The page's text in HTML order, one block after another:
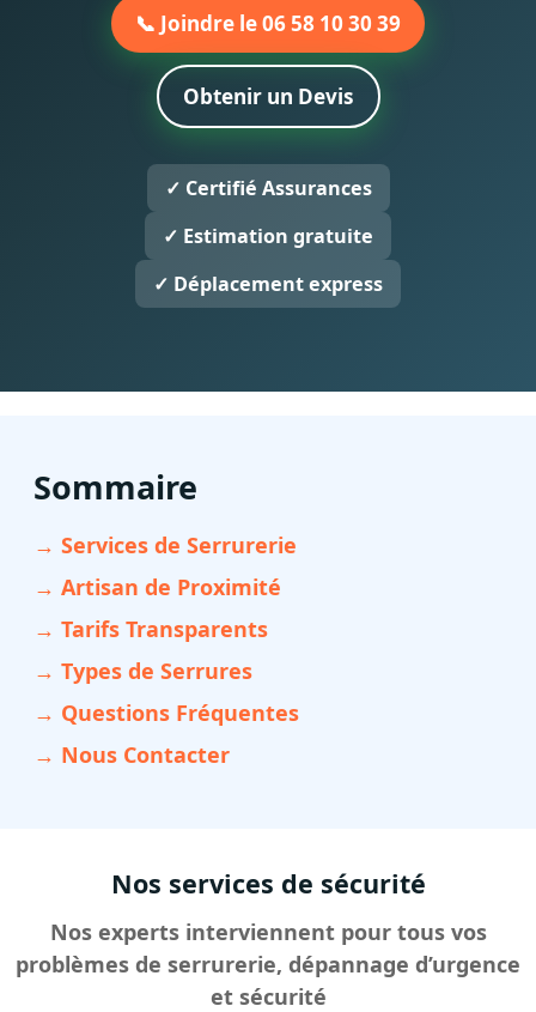
📞 Joindre le 06 58 10 30 39
Obtenir un Devis
✓ Certifié Assurances
✓ Estimation gratuite
✓ Déplacement express
Sommaire
→ Services de Serrurerie
→ Artisan de Proximité
→ Tarifs Transparents
→ Types de Serrures
→ Questions Fréquentes
→ Nous Contacter
Nos services de sécurité
Nos experts interviennent pour tous vos
problèmes de serrurerie, dépannage d’urgence
et sécurité